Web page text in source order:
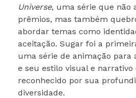
Universe, uma série que não
prêmios, mas também
abordar temas como
aceitação. Sugar foi a
uma série de animação para
e seu estilo visual e
reconhecido por sua
diversidade.